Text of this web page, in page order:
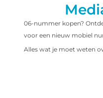
06-nummer kopen?
voor een nieuw mobiel
Alles wat je moet weten